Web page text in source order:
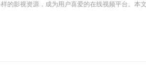
的影视资源，成为用户喜爱的在线视频平台。本